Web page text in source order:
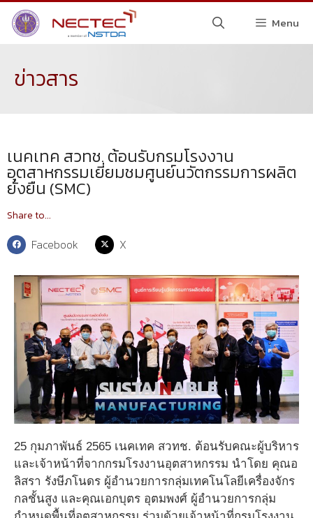
Menu
ข่าวสาร
เนคเทค สวทช. ต้อนรับกรมโรงงาน
อุตสาหกรรมเยี่ยมชมศูนย์นวัตกรรมการผลิต
ยั่งยืน (SMC)
Share to...
Facebook X
25 กุมภาพันธ์ 2565 เนคเทค สวทช. ต้อนรับคณะผู้บริหาร
และเจ้าหน้าที่จากกรมโรงงานอุตสาหกรรม นำโดย คุณอ
ลิสรา รังษีภโนดร ผู้อำนวยการกลุ่มเทคโนโลยีเครื่องจักร
กลชั้นสูง และคุณเอกบุตร อุตมพงศ์ ผู้อำนวยการกลุ่ม